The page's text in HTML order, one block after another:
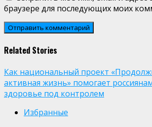
браузере для последующих моих
Related Stories
Как национальный проект
активная жизнь» помогает
здоровье под контролем
Избранные